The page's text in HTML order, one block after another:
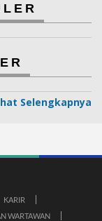
Selengkapnya
KARIR
WARTAWAN